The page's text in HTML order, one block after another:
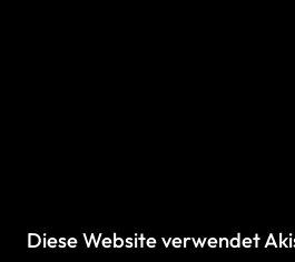
Diese Website verwendet